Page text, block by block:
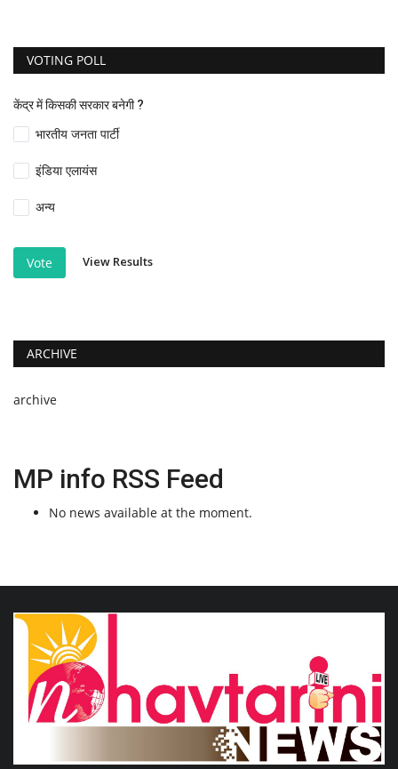
VOTING POLL
केंद्र में किसकी सरकार बनेगी ?
भारतीय जनता पार्टी
इंडिया एलायंस
अन्य
Vote View Results
ARCHIVE
archive
MP info RSS Feed
No news available at the moment.